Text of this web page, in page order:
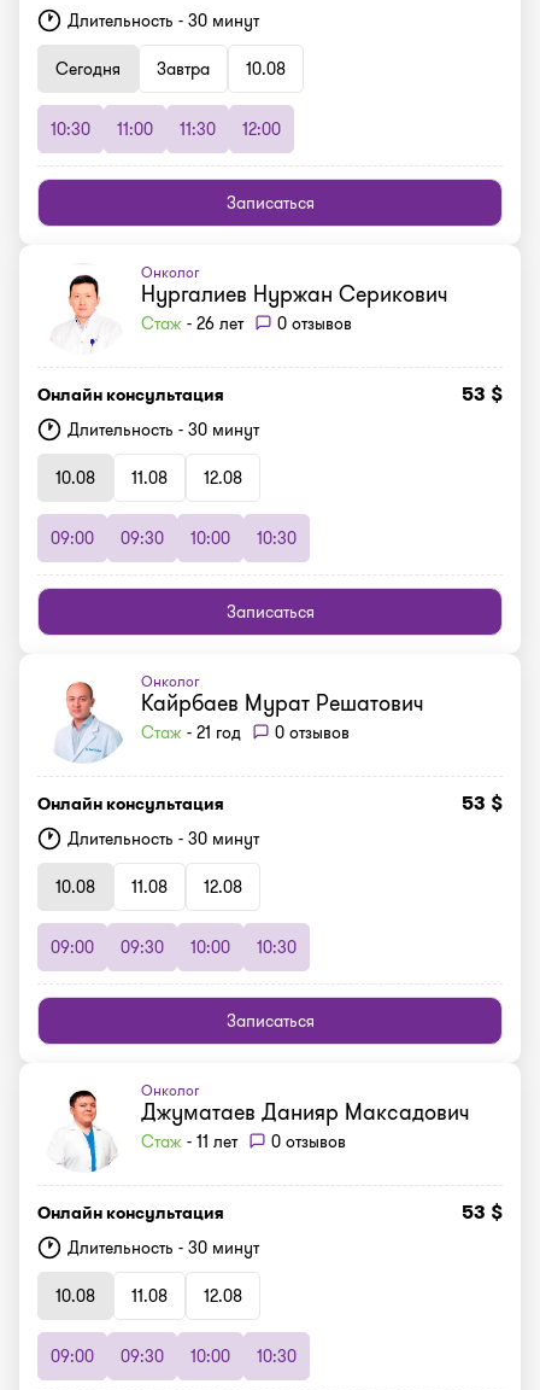
Длительность - 30 минут
Сегодня
Завтра 10.08
10:30 11:00 11:30 12:00
Записаться
Онколог
Нургалиев Нуржан Серикович
Стаж - 26 лет 0 отзывов
Онлайн консультация 53 $
Длительность - 30 минут
10.08
11.08 12.08
09:00 09:30 10:00 10:30
Записаться
Онколог
Кайрбаев Мурат Решатович
Стаж - 21 год 0 отзывов
Онлайн консультация 53 $
Длительность - 30 минут
10.08
11.08 12.08
09:00 09:30 10:00 10:30
Записаться
Онколог
Джуматаев Данияр Максадович
Стаж - 11 лет 0 отзывов
Онлайн консультация 53 $
Длительность - 30 минут
10.08
11.08 12.08
09:00 09:30 10:00 10:30